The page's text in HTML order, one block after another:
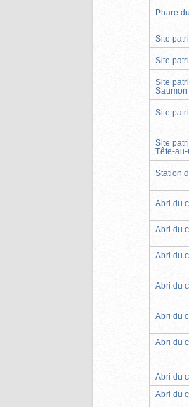
Phare
Site
Site
Site
Saumon
Site
Site
Tête-
Station
Abri du
Abri du
Abri du
Abri du
Abri du
Abri du
Abri du
Abri du